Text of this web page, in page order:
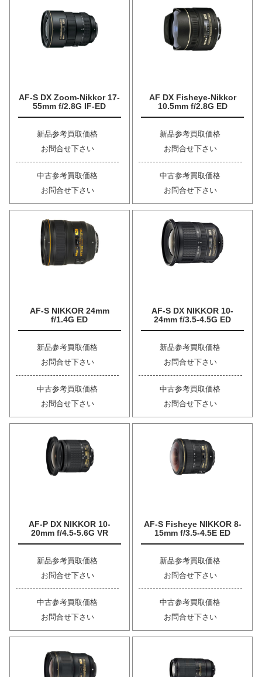
AF-S DX Zoom-Nikkor 17-
55mm f/2.8G IF-ED
新品参考買取価格
お問合せ下さい
中古参考買取価格
お問合せ下さい
AF DX Fisheye-Nikkor
10.5mm f/2.8G ED
新品参考買取価格
お問合せ下さい
中古参考買取価格
お問合せ下さい
AF-S NIKKOR 24mm
f/1.4G ED
新品参考買取価格
お問合せ下さい
中古参考買取価格
お問合せ下さい
AF-S DX NIKKOR 10-
24mm f/3.5-4.5G ED
新品参考買取価格
お問合せ下さい
中古参考買取価格
お問合せ下さい
AF-P DX NIKKOR 10-
20mm f/4.5-5.6G VR
新品参考買取価格
お問合せ下さい
中古参考買取価格
お問合せ下さい
AF-S Fisheye NIKKOR 8-
15mm f/3.5-4.5E ED
新品参考買取価格
お問合せ下さい
中古参考買取価格
お問合せ下さい